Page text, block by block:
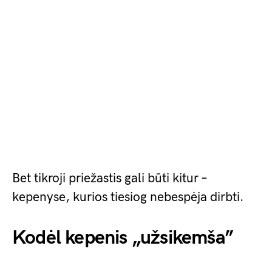
Bet tikroji priežastis gali būti kitur –
kepenyse, kurios tiesiog nebespėja dirbti.
Kodėl kepenis „užsikemša”